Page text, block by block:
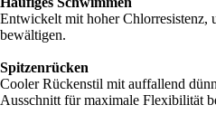
Entwickelt mit hoher Chlorresistenz,
bewältigen.
Spitzenrücken
Cooler Rückenstil mit auffallend
Ausschnitt für maximale Flexibilität